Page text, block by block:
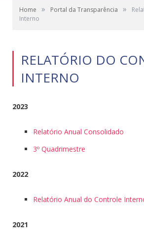
Home » Portal da Transparência »
Interno
RELATÓRIO DO
INTERNO
2023
Relatório Anual Consolidado
3º Quadrimestre
2022
Relatório Anual do Controle
2021